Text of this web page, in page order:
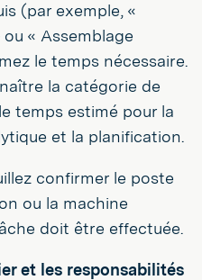
(par exemple, «
« Assemblage
le temps nécessaire.
la catégorie de
temps estimé pour la
et la planification.
confirmer le poste
ou la machine
doit être effectuée.
et les responsabilités